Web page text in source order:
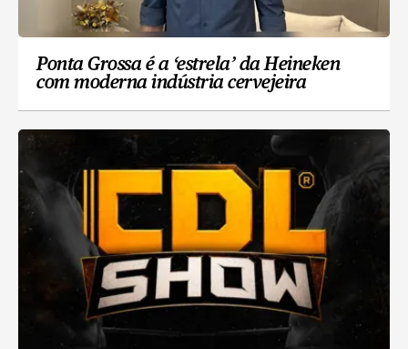
Ponta Grossa é a ‘estrela’ da Heineken
com moderna indústria cervejeira